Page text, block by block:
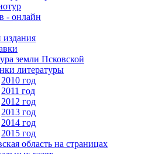
- онлайн
земли Псковской
литературы
2010 год
2011 год
2012 год
2013 год
2014 год
2015 год
область на страницах